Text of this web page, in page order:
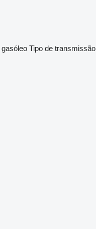
gasóleo Tipo de transmissão